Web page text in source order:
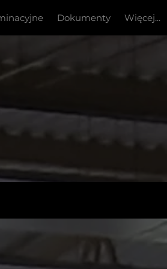
Dokumenty Więcej...